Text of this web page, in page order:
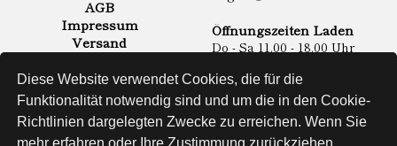
Diese Website verwendet Cookies, die für die
Funktionalität notwendig sind und um die in den Cookie-
Richtlinien dargelegten Zwecke zu erreichen. Wenn Sie
AGB
Impressum
Versand
Öffnungszeiten Laden
Do - Sa 11.00 - 18.00 Uhr
Online Shop
Lebensmittel
Sake & Shochu
Non Food